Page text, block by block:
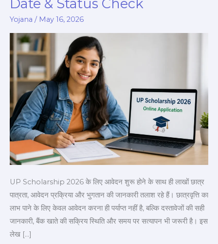
Date & Status Check
Yojana / May 16, 2026
UP Scholarship 2026 के लिए आवेदन शुरू होने के साथ ही लाखों छात्र
पात्रता, आवेदन प्रक्रिया और भुगतान की जानकारी तलाश रहे हैं। छात्रवृत्ति का
लाभ पाने के लिए केवल आवेदन करना ही पर्याप्त नहीं है, बल्कि दस्तावेजों की सही
जानकारी, बैंक खाते की सक्रिय स्थिति और समय पर सत्यापन भी जरूरी है। इस
लेख […]
2026:
Online
Form,
Eligibility,
Date
Status
Check